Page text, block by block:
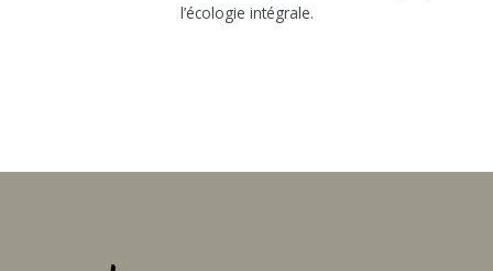
l’écologie intégrale.